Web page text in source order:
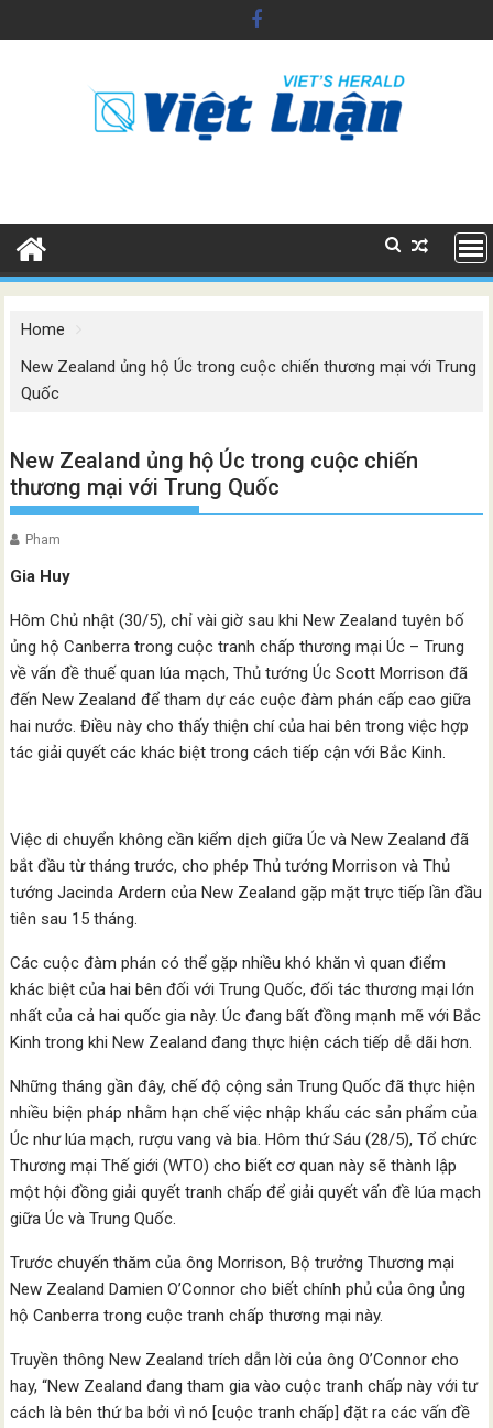
to
Home
New Zealand ủng hộ Úc trong cuộc chiến thương mại với Trung
Quốc
New Zealand ủng hộ Úc trong cuộc chiến
thương mại với Trung Quốc
Pham
Gia Huy
Hôm Chủ nhật (30/5), chỉ vài giờ sau khi New Zealand tuyên bố
ủng hộ Canberra trong cuộc tranh chấp thương mại Úc – Trung
về vấn đề thuế quan lúa mạch, Thủ tướng Úc Scott Morrison đã
đến New Zealand để tham dự các cuộc đàm phán cấp cao giữa
hai nước. Điều này cho thấy thiện chí của hai bên trong việc hợp
tác giải quyết các khác biệt trong cách tiếp cận với Bắc Kinh.
Việc di chuyển không cần kiểm dịch giữa Úc và New Zealand đã
bắt đầu từ tháng trước, cho phép Thủ tướng Morrison và Thủ
tướng Jacinda Ardern của New Zealand gặp mặt trực tiếp lần đầu
tiên sau 15 tháng.
Các cuộc đàm phán có thể gặp nhiều khó khăn vì quan điểm
khác biệt của hai bên đối với Trung Quốc, đối tác thương mại lớn
nhất của cả hai quốc gia này. Úc đang bất đồng mạnh mẽ với Bắc
Kinh trong khi New Zealand đang thực hiện cách tiếp dễ dãi hơn.
Những tháng gần đây, chế độ cộng sản Trung Quốc đã thực hiện
nhiều biện pháp nhằm hạn chế việc nhập khẩu các sản phẩm của
Úc như lúa mạch, rượu vang và bia. Hôm thứ Sáu (28/5), Tổ chức
Thương mại Thế giới (WTO) cho biết cơ quan này sẽ thành lập
một hội đồng giải quyết tranh chấp để giải quyết vấn đề lúa mạch
giữa Úc và Trung Quốc.
Trước chuyến thăm của ông Morrison, Bộ trưởng Thương mại
New Zealand Damien O’Connor cho biết chính phủ của ông ủng
hộ Canberra trong cuộc tranh chấp thương mại này.
Truyền thông New Zealand trích dẫn lời của ông O’Connor cho
hay, “New Zealand đang tham gia vào cuộc tranh chấp này với tư
cách là bên thứ ba bởi vì nó [cuộc tranh chấp] đặt ra các vấn đề